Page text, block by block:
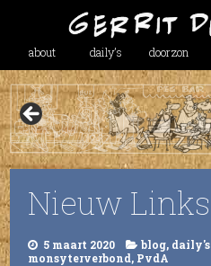
about daily’s doorzon
Nieuw Links
5 maart 2020 blog, daily's
monsyterverbond, PvdA